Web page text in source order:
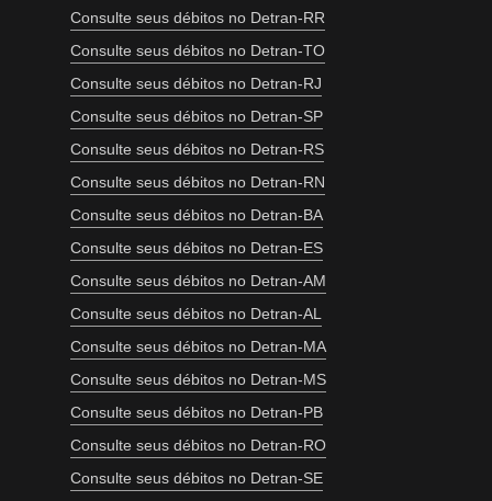
Consulte seus débitos no Detran-RR
Consulte seus débitos no Detran-TO
Consulte seus débitos no Detran-RJ
Consulte seus débitos no Detran-SP
Consulte seus débitos no Detran-RS
Consulte seus débitos no Detran-RN
Consulte seus débitos no Detran-BA
Consulte seus débitos no Detran-ES
Consulte seus débitos no Detran-AM
Consulte seus débitos no Detran-AL
Consulte seus débitos no Detran-MA
Consulte seus débitos no Detran-MS
Consulte seus débitos no Detran-PB
Consulte seus débitos no Detran-RO
Consulte seus débitos no Detran-SE